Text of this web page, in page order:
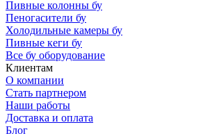
Пивные колонны бу
Пеногасители бу
Холодильные камеры бу
Пивные кеги бу
Все бу оборудование
Клиентам
О компании
Стать партнером
Наши работы
Доставка и оплата
Блог